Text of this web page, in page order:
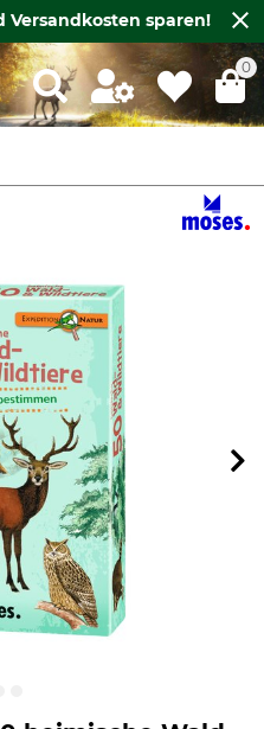
Versandkosten sparen!
0